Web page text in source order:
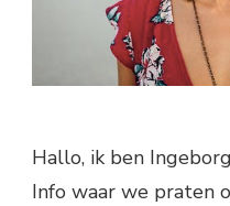
Hallo, ik ben
Info waar we praten